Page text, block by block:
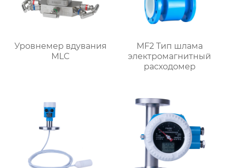
Уровнемер вдувания
MLC
MF2 Тип шлама
электромагнитный
расходомер